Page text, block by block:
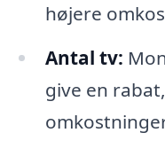
højere
Antal tv:
give en